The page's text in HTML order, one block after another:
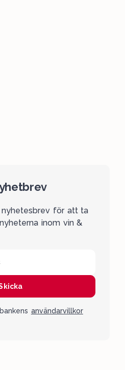
för att ta
inom vin &
användarvillkor